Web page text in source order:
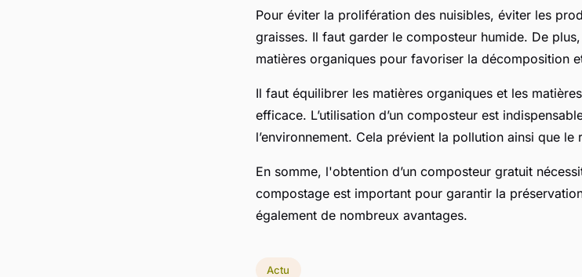
Pour éviter la prolifération des nuisibles, éviter les
graisses. Il faut garder le composteur humide. De
matières organiques pour favoriser la décomposition
Il faut équilibrer les matières organiques et les
efficace. L’utilisation d’un composteur est
l’environnement. Cela prévient la pollution ainsi que le
En somme, l'obtention d’un composteur gratuit
compostage est important pour garantir la
également de nombreux avantages.
Actu